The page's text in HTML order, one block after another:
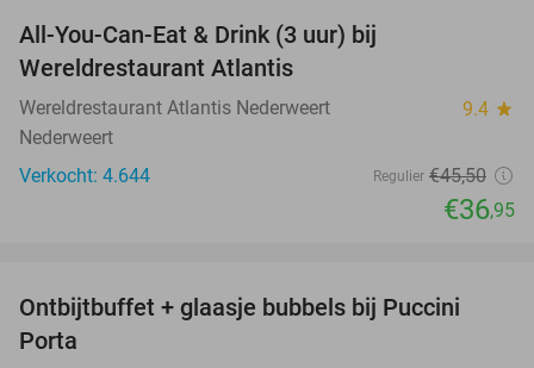
All-You-Can-Eat & Drink (3 uur) bij
Wereldrestaurant Atlantis
Wereldrestaurant Atlantis Nederweert 9.4 star
Nederweert
Verkocht: 4.644
Regulier €45,50
€36,95
Ontbijtbuffet + glaasje bubbels bij Puccini
Porta